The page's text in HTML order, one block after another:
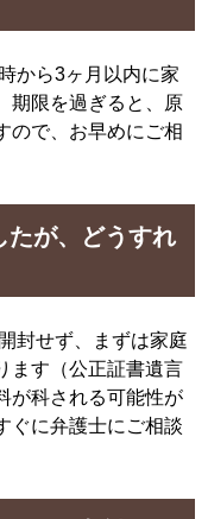
から3ヶ月以内に家
期限を過ぎると、原
ので、お早めにご相
たが、どうすれ
封せず、まずは家庭
ます（公正証書遺言
が科される可能性が
ぐに弁護士にご相談